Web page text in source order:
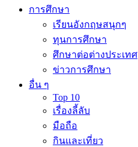
การศึกษา
เรียนอังกฤษสนุกๆ
ทุนการศึกษา
ศึกษาต่อต่างประเทศ
ข่าวการศึกษา
อื่น ๆ
Top 10
เรื่องลี้ลับ
มือถือ
กินและเที่ยว